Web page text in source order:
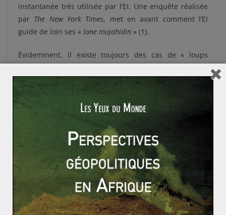
instantanée très utilisée par l’EI. Une enquête réalisée
par The New York Times, met en avant comment l’EI
guide de loin ses « lone mujahidin » (1).
Évidemment, il existe toujours des cas de « loups
inspirés par l’idéologie, et qui n’ont eu aucun échange
en face-à-face ou électronique avec des membres du
groupe terroriste. Ce fut notamment le cas des auteurs
du double attentat du Marathon 2013 de Boston.
Néanmoins, ils sont de plus en plus rares.
Comment expliquer l’utilisation à
outrance de l’expression ?
Comme nous venons de le voir, il existe différents
modes de radicalisation, et divers moyens pour un